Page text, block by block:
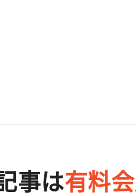
事は有料